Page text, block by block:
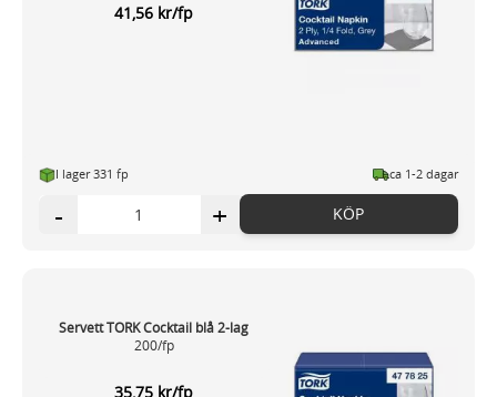
41,56 kr/fp
I lager 331 fp ca 1-2 dagar
- + KÖP
Servett TORK Cocktail blå 2-lag
200/fp
35,75 kr/fp